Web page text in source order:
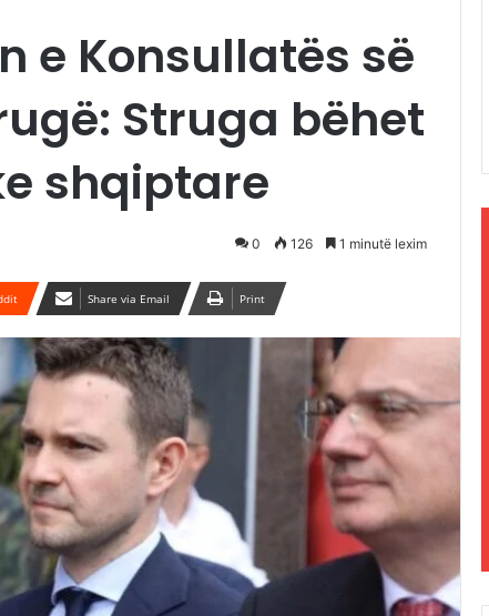
e Konsullatës së
Struga bëhet
shqiptare
0 126 1 minutë lexim
Share via Email Print